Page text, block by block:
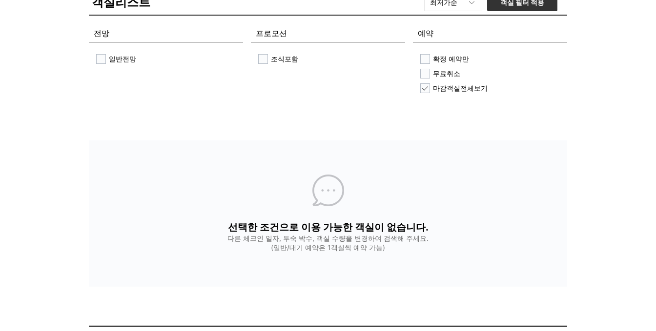
최저가순 객실 필터 적용
전망
일반전망
프로모션
조식포함
예약
확정 예약만
무료취소
마감객실전체보기
선택한 조건으로 이용 가능한 객실이 없습니다.
다른 체크인 일자, 투숙 박수, 객실 수량을 변경하여 검색해 주세요.
(일반/대기 예약은 1객실씩 예약 가능)